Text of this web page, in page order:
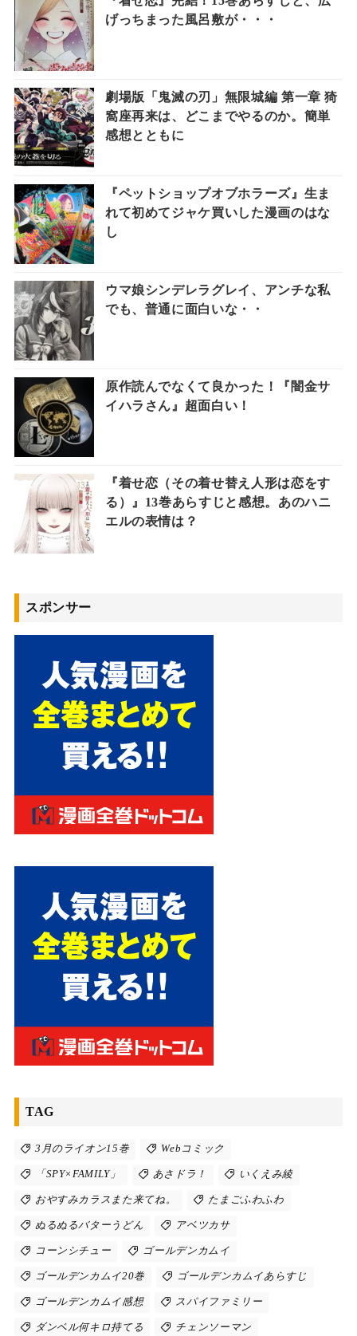
げっちまった風呂敷が・・・
劇場版「鬼滅の刃」無限城編 第一章 猗
窩座再来は、どこまでやるのか。簡単
感想とともに
『ペットショップオブホラーズ』生ま
れて初めてジャケ買いした漫画のはな
し
ウマ娘シンデレラグレイ、アンチな私
でも、普通に面白いな・・
原作読んでなくて良かった！『闇金サ
イハラさん』超面白い！
『着せ恋（その着せ替え人形は恋をす
る）』13巻あらすじと感想。あのハニ
エルの表情は？
スポンサー
TAG
3月のライオン15巻 Webコミック
「SPY×FAMILY」 あさドラ！ いくえみ綾
おやすみカラスまた来てね。 たまごふわふわ
ぬるぬるバターうどん アベツカサ
コーンシチュー ゴールデンカムイ
ゴールデンカムイ20巻 ゴールデンカムイあらすじ
ゴールデンカムイ感想 スパイファミリー
ダンベル何キロ持てる チェンソーマン